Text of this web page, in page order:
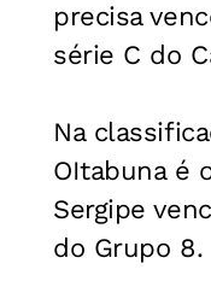
precisa
série C do
Na
OItabuna é
Sergipe
do Grupo 8.